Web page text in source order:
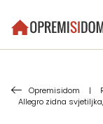
Opremisidom |
Allegro zidna svjetiljka,